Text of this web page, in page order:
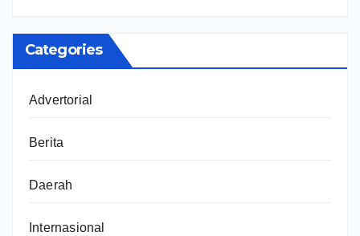
Categories
Advertorial
Berita
Daerah
Internasional